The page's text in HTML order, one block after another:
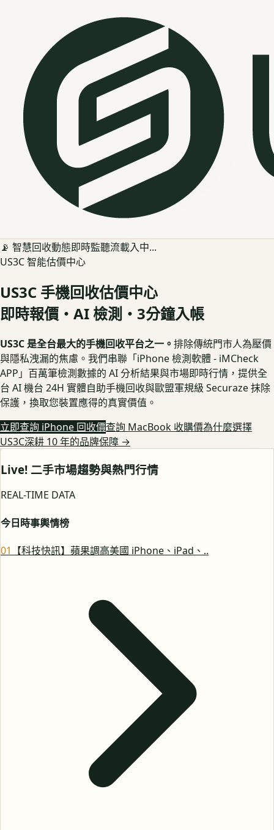
📡 智慧回收動態即時監聽流載入中...
US3C 智能估價中心
US3C 手機回收估價中心
即時報價・AI 檢測・3分鐘入帳
US3C 是全台最大的手機回收平台之一。 排除傳統門市人為壓價
與隱私洩漏的焦慮。我們串聯「iPhone 檢測軟體 - iMCheck
APP」百萬筆檢測數據的 AI 分析結果與市場即時行情，提供全
台 AI 機台 24H 實體自助手機回收與歐盟軍規級 Securaze 抹除
保護，換取您裝置應得的真實價值。
立即查詢 iPhone 回收價查詢 MacBook 收購價為什麼選擇
US3C深耕 10 年的品牌保障 →
Live! 二手市場趨勢與熱門行情
REAL-TIME DATA
今日時事輿情榜
01 【科技快訊】蘋果調高美國 iPhone、iPad、..